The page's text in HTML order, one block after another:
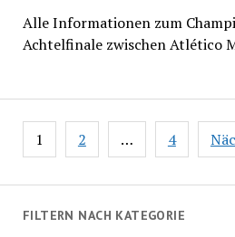
Alle Informationen zum
Achtelfinale zwischen Atlético
Seitennummerierung
der
1 2 … 4
FILTERN NACH KATEGORIE